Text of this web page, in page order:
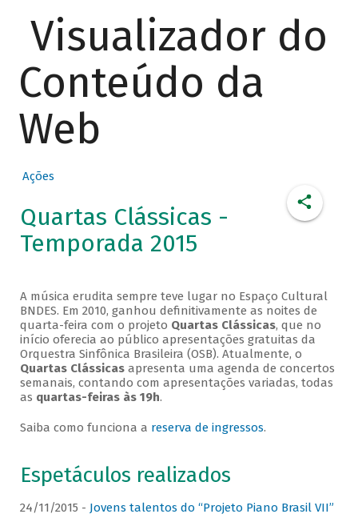
Visualizador do
Conteúdo da
Web
Ações
Quartas Clássicas -
Temporada 2015
A música erudita sempre teve lugar no Espaço Cultural
BNDES. Em 2010, ganhou definitivamente as noites de
quarta-feira com o projeto Quartas Clássicas, que no
início oferecia ao público apresentações gratuitas da
Orquestra Sinfônica Brasileira (OSB). Atualmente, o
Quartas Clássicasapresenta uma agenda de concertos
semanais, contando com apresentações variadas, todas
as quartas-feiras às 19h.
Saiba como funciona a reserva de ingressos.
Espetáculos realizados
24/11/2015 - Jovens talentos do “Projeto Piano Brasil VII”